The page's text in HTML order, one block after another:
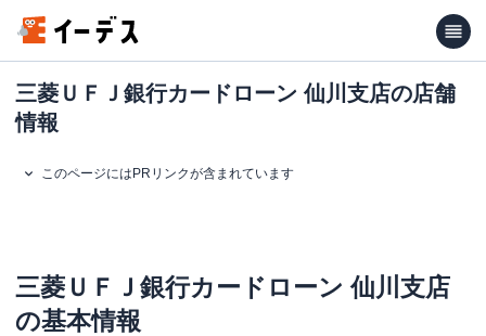
三菱ＵＦＪ銀行カードローン 仙川支店の店舗
情報
このページにはPRリンクが含まれています
三菱ＵＦＪ銀行カードローン 仙川支店
の基本情報